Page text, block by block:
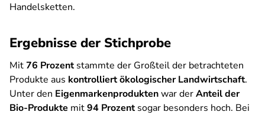
Handelsketten.
Ergebnisse der Stichprobe
Mit76 Prozentstammte der Großteil der betrachteten
Produkte aus kontrolliert ökologischer Landwirtschaft.
Unter den Eigenmarkenproduktenwar derAnteil der
Bio-Produkte mit94 Prozentsogar besonders hoch. Bei